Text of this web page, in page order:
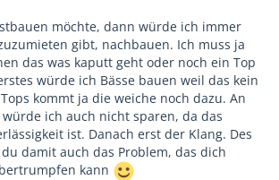
möchte, dann würde ich immer
gibt, nachbauen. Ich muss ja
das was kaputt geht oder noch ein Top
würde ich Bässe bauen weil das kein
kommt ja die weiche noch dazu. An
ich auch nicht sparen, da das
ist. Danach erst der Klang. Des
damit auch das Problem, das dich
kann